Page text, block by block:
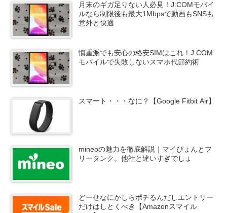
月末のギガ足りない人必見！J:COMモバイ
ルなら制限後も最大1Mbpsで動画もSNSも
意外と快適
慎重派でも安心の格安SIMはこれ！J:COM
モバイルで失敗しないスマホ代節約術
スマート・・・なに？【Google Fitbit Air】
mineoの魅力を徹底解説｜マイぴょんとフ
リータンク。他社と違いすぎでしょ
どーせなにかしらポチるんだしエントリー
だけはしとくべき【Amazonスマイル